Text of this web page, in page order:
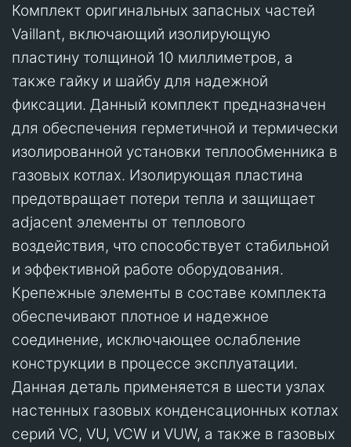
Комплект оригинальных запасных частей
Vaillant, включающий изолирующую
пластину толщиной 10 миллиметров, а
также гайку и шайбу для надежной
фиксации. Данный комплект предназначен
для обеспечения герметичной и термически
изолированной установки теплообменника в
газовых котлах. Изолирующая пластина
предотвращает потери тепла и защищает
adjacent элементы от теплового
воздействия, что способствует стабильной
и эффективной работе оборудования.
Крепежные элементы в составе комплекта
обеспечивают плотное и надежное
соединение, исключающее ослабление
конструкции в процессе эксплуатации.
Данная деталь применяется в шести узлах
настенных газовых конденсационных котлах
серий VC, VU, VCW и VUW, а также в газовых